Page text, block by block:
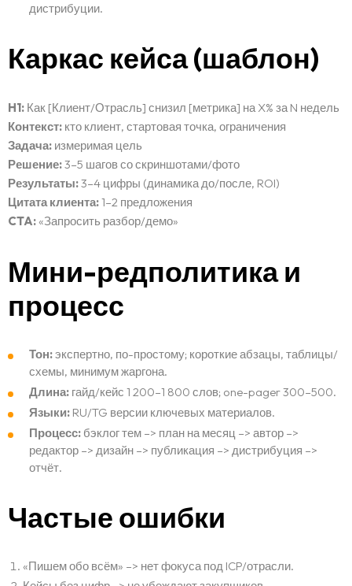
дистрибуции.
Каркас кейса (шаблон)
H1: Как [Клиент/Отрасль] снизил [метрика] на X% за N недель
Контекст: кто клиент, стартовая точка, ограничения
Задача: измеримая цель
Решение:3–5 шагов со скриншотами/фото
Результаты:3–4 цифры (динамика до/после, ROI)
Цитата клиента:1–2 предложения
CTA:«Запросить разбор/демо»
Мини-редполитика и
процесс
Тон:экспертно, по-простому; короткие абзацы, таблицы/
схемы, минимум жаргона.
Длина: гайд/кейс 1 200–1 800 слов; one-pager 300–500.
Языки: RU/TG версии ключевых материалов.
Процесс: бэклог тем –> план на месяц –> автор –>
редактор –> дизайн –> публикация –> дистрибуция –>
отчёт.
Частые ошибки
«Пишем обо всём» –> нет фокуса под ICP/отрасли.